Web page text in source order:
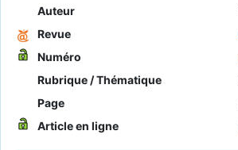
Auteur
Revue
Numéro
Rubrique / Thématique
Page
Article en ligne